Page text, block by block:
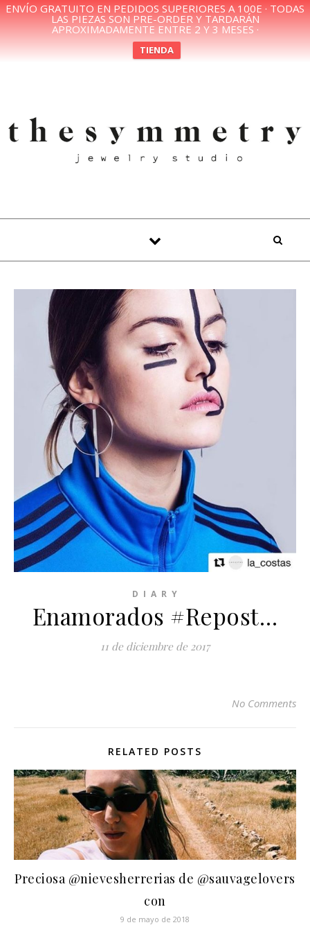
ENVÍO GRATUITO EN PEDIDOS SUPERIORES A 100E · TODAS
LAS PIEZAS SON PRE-ORDER Y TARDARÁN
APROXIMADAMENTE ENTRE 2 Y 3 MESES ·
TIENDA
D I A R Y
Enamorados #Repost…
11 de diciembre de 2017
No Comments
RELATED POSTS
Preciosa @nievesherrerias de @sauvagelovers
con
9 de mayo de 2018